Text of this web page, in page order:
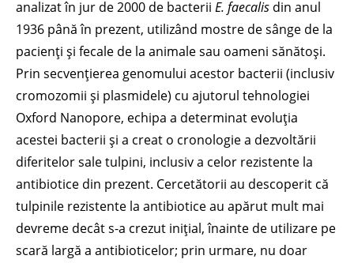
analizat în jur de 2000 de bacterii E. faecalis din anul
1936 până în prezent, utilizând mostre de sânge de la
pacienți și fecale de la animale sau oameni sănătoși.
Prin secvențierea genomului acestor bacterii (inclusiv
cromozomii și plasmidele) cu ajutorul tehnologiei
Oxford Nanopore, echipa a determinat evoluția
acestei bacterii și a creat o cronologie a dezvoltării
diferitelor sale tulpini, inclusiv a celor rezistente la
antibiotice din prezent. Cercetătorii au descoperit că
tulpinile rezistente la antibiotice au apărut mult mai
devreme decât s-a crezut inițial, înainte de utilizare pe
scară largă a antibioticelor; prin urmare, nu doar